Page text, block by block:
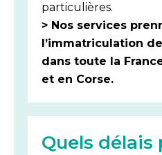
particulières.
> Nos services
l’immatriculation
dans toute la
et en Corse.
Quels délais